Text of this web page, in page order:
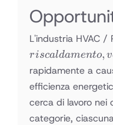
L'industria HVAC /
riscaldamento, v
rapidamente a
efficienza
cerca di lavoro nei
categorie,